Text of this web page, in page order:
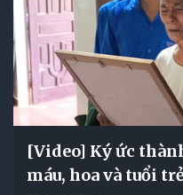
[Video] Ký ức
máu, hoa và tuổi